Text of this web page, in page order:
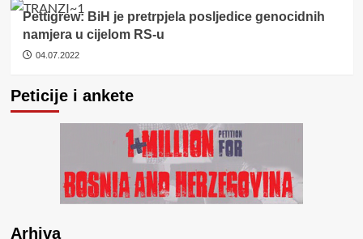
Pettigrew: BiH je pretrpjela posljedice genocidnih
namjera u cijelom RS-u
04.07.2022
Peticije i ankete
Arhiva